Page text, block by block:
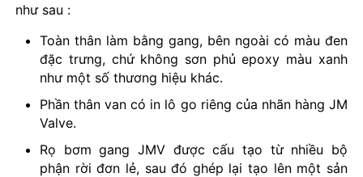
như sau :
Toàn thân làm bằng gang, bên ngoài có màu đen
đặc trưng, chứ không sơn phủ epoxy màu xanh
như một số thương hiệu khác.
Phần thân van có in lô go riêng của nhãn hàng JM
Valve.
Rọ bơm gang JMV được cấu tạo từ nhiều bộ
phận rời đơn lẻ, sau đó ghép lại tạo lên một sản